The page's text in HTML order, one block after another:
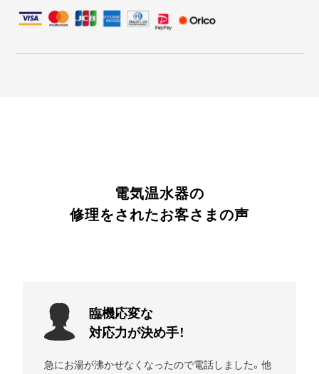
電気温水器の
修理をされたお客さまの声
話しました。他
良かったです!
エコキュートを使用していましたがガ